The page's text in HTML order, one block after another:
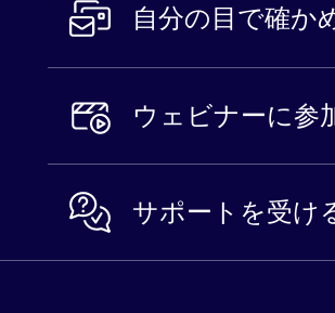
自分の目で確か
ウェビナーに参
サポートを受け